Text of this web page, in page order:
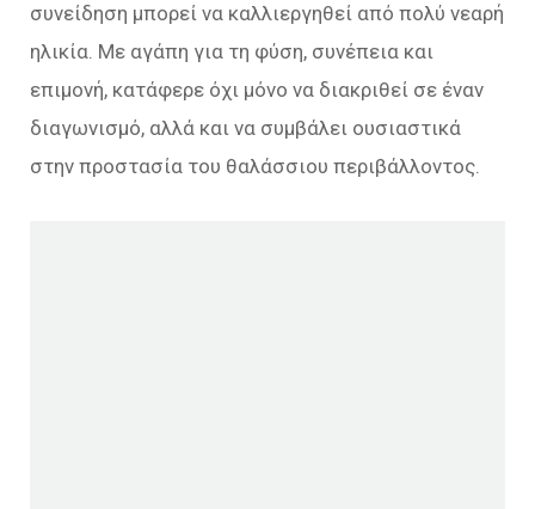
συνείδηση μπορεί να καλλιεργηθεί από πολύ νεαρή
ηλικία. Με αγάπη για τη φύση, συνέπεια και
επιμονή, κατάφερε όχι μόνο να διακριθεί σε έναν
διαγωνισμό, αλλά και να συμβάλει ουσιαστικά
στην προστασία του θαλάσσιου περιβάλλοντος.